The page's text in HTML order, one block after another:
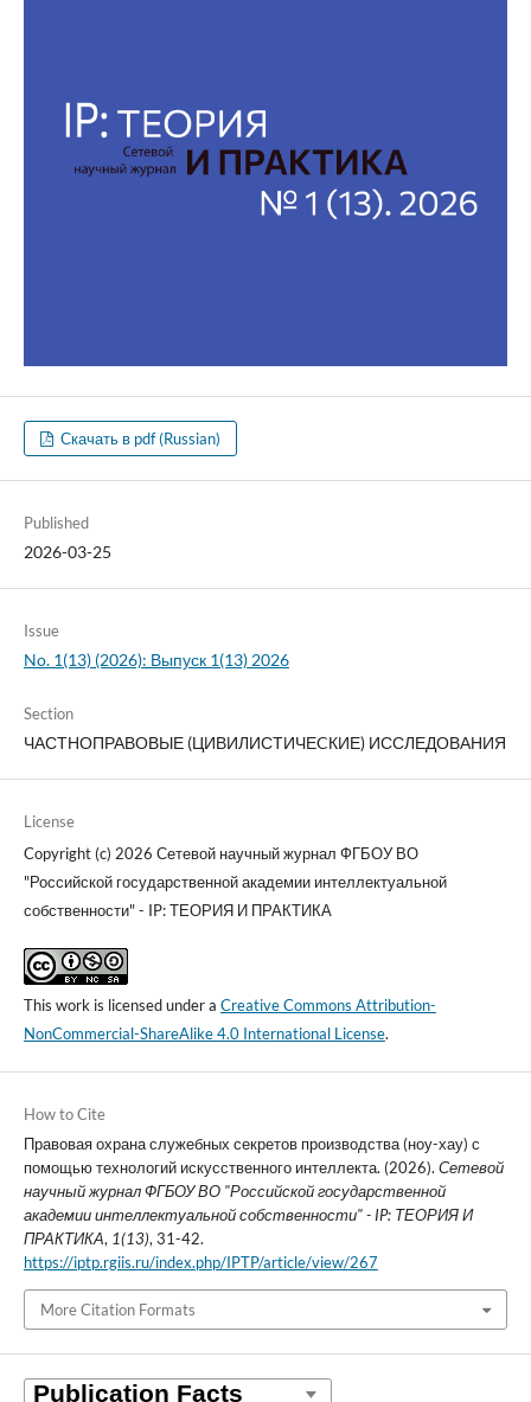
Скачать в pdf (Russian)
Published
2026-03-25
Issue
No. 1(13) (2026): Выпуск 1(13) 2026
Section
ЧАСТНОПРАВОВЫЕ (ЦИВИЛИСТИЧЕCКИЕ) ИССЛЕДОВАНИЯ
License
Copyright (c) 2026 Сетевой научный журнал ФГБОУ ВО
"Российской государственной академии интеллектуальной
собственности" - IP: ТЕОРИЯ И ПРАКТИКА
This work is licensed under a Creative Commons Attribution-
NonCommercial-ShareAlike 4.0 International License.
How to Cite
Правовая охрана служебных секретов производства (ноу-хау) с
помощью технологий искусственного интеллекта. (2026). Сетевой
научный журнал ФГБОУ ВО "Российской государственной
академии интеллектуальной собственности" - IP: ТЕОРИЯ И
ПРАКТИКА, 1(13), 31-42.
https://iptp.rgiis.ru/index.php/IPTP/article/view/267
More Citation Formats